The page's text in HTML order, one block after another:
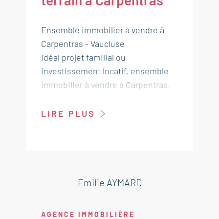
Ensemble immobilier à vendre à
Carpentras - Vaucluse
Idéal projet familial ou
investissement locatif, ensemble
immobilier à vendre à Carpentras,
des commodités, cet ensemble
plain-pied, récentes, bien
une famille ou générer un revenu
LIRE PLUS
Emilie AYMARD
AGENCE IMMOBILIÈRE